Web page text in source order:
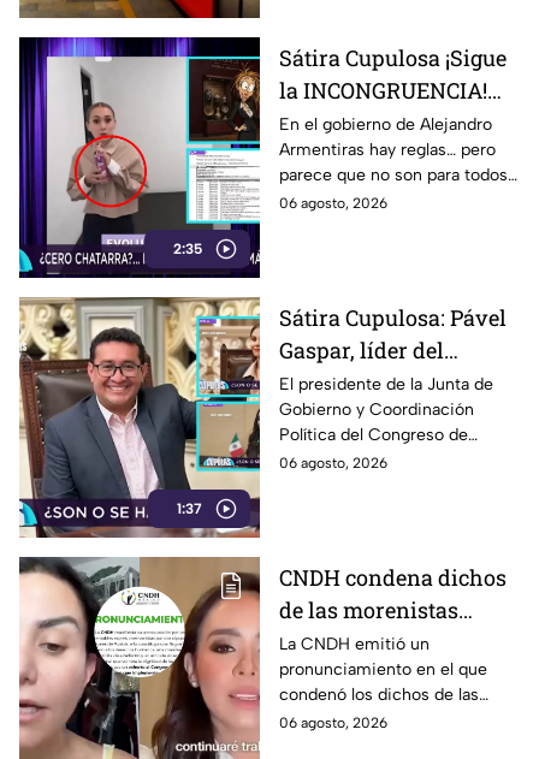
2:35
Sátira Cupulosa ¡Sigue
la INCONGRUENCIA!
Gobierno de
Armentiras promovía
comida saludable, pero
facturas exhiben
PÚBLICO
En el gobierno de Alejandro
Armentiras hay reglas… pero
parece que no son para todos.
Mientras desde el poder se
se trata de funcionarios del
gabinete, las papitas, los
dulces y la maruchan también
pueden entrar… y todo con
cargo al dinero de los
poblanos.
06 agosto, 2026
1:37
Sátira Cupulosa: Pável
Gaspar, líder del
Congreso de Puebla,
evita SANCIONAR a
Salvatori y Palomares
tras polémica; deja todo
El presidente de la Junta de
Gobierno y Coordinación
Política del Congreso de
Puebla, Pável Gaspar, se
aseguró que será la Comisión
de Honestidad y Justicia de
Morena la que determine su
futuro político.
06 agosto, 2026
CNDH condena dichos
de las morenistas
Nayeli Salvatori y
Graciela Palomares
contra adultos mayores
y manda exhorto al
La CNDH emitió un
pronunciamiento en el que
condenó los dichos de las
morenistas Nayeli Salvatori y
06 agosto, 2026